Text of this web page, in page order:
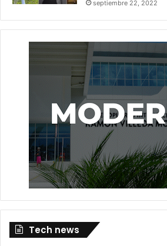
septiembre 22, 2022
Tech news